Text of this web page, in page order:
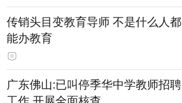
传销头目变教育导师 不是什么人都
能办教育
广东佛山:已叫停季华中学教师招聘